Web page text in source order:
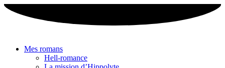
Aller
Mes romans
Hell-romance